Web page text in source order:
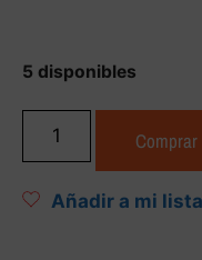
5 disponibles
Comprar
Añadir a mi